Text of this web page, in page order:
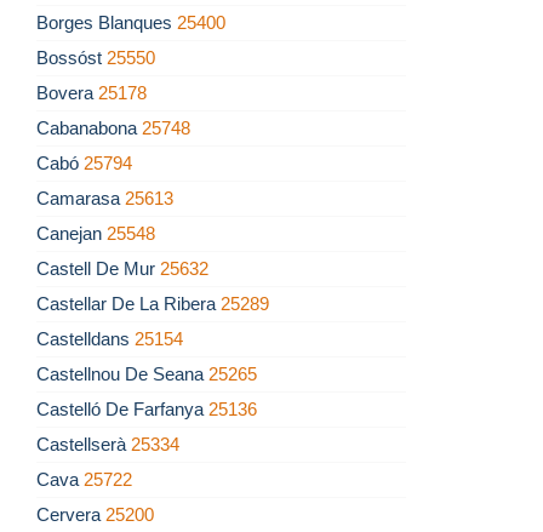
Borges Blanques 25400
Bossóst 25550
Bovera 25178
Cabanabona 25748
Cabó 25794
Camarasa 25613
Canejan 25548
Castell De Mur 25632
Castellar De La Ribera 25289
Castelldans 25154
Castellnou De Seana 25265
Castelló De Farfanya 25136
Castellserà 25334
Cava 25722
Cervera 25200